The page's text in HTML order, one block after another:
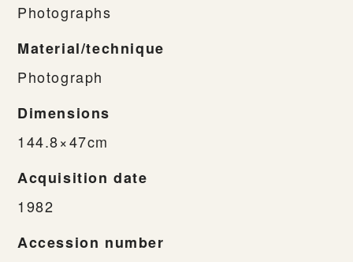
Photographs
Material/technique
Photograph
Dimensions
144.8×47cm
Acquisition date
1982
Accession number